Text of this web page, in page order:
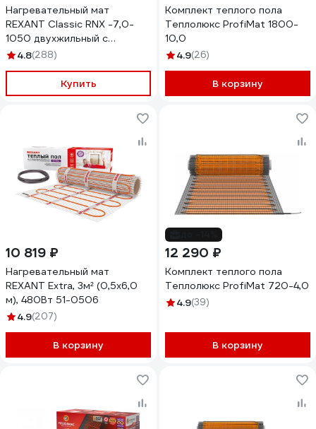
Нагревательный мат
REXANT Classic RNX -7,0-
1050 двухжильный с
экраном 51-0512-2
4.8(288)
Купить
Комплект теплого пола
Теплолюкс ProfiMat 1800-
10,0
4.9(26)
В корзину
10 819 ₽
Нагревательный мат
REXANT Extra, 3м² (0,5x6,0
м), 480Вт 51-0506
4.9(207)
В корзину
12 290 ₽
Комплект теплого пола
Теплолюкс ProfiMat 720-4,0
4.9(39)
В корзину